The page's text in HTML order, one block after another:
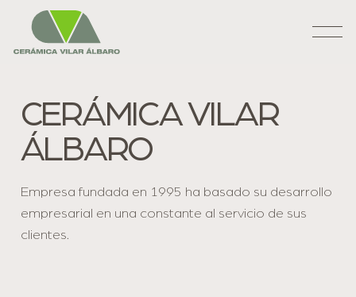
CERÁMICA VILAR
ÁLBARO
Empresa fundada en 1995 ha basado su desarrollo
empresarial en una constante al servicio de sus
clientes.